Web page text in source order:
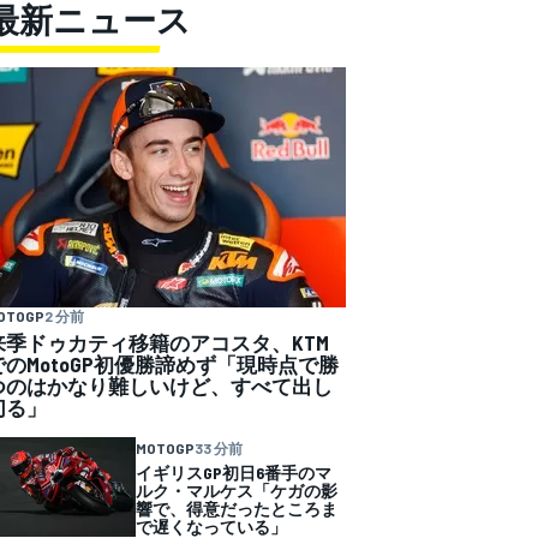
新ニュース
2 分前
季ドゥカティ移籍のアコスタ、KTM
のMotoGP初優勝諦めず「現時点で勝
のはかなり難しいけど、すべて出し
」
MOTOGP33 分前
イギリスGP初日6番手のマ
ルク・マルケス「ケガの影
響で、得意だったところま
で遅くなっている」